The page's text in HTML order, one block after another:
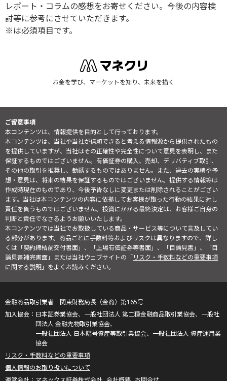
レポート・コラムの感想をお寄せください。今後の内容検
討等に参考にさせていただきます。
※は必須項目です。
お金を学び、マーケットを知り、未来を描く
ご留意事項
本コンテンツは、情報提供を目的として行っております。
本コンテンツは、当社や当社が信頼できると考える情報源から提供されたもの
を提供していますが、当社はその正確性や完全性について意見を表明し、また
保証するものではございません。有価証券の購入、売却、デリバティブ取引、
その他の取引を推奨し、勧誘するものではありません。また、過去の実績や予
想・意見は、将来の結果を保証するものではございません。提供する情報等は
作成時現在のものであり、今後予告なしに変更または削除されることがござい
ます。当社は本コンテンツの内容に依拠してお客様が取った行動の結果に対し
責任を負うものではございません。投資にかかる最終決定は、お客様ご自身の
判断と責任でなさるようお願いいたします。
本コンテンツでは当社でお取扱している商品・サービス等について言及してい
る部分があります。商品ごとに手数料等およびリスクは異なりますので、詳し
くは「契約締結前交付書面」、「上場有価証券等書面」、「目論見書」、「目
論見書補完書面」または当社ウェブサイトの「リスク・手数料などの重要事項
に関する説明」をよくお読みください。
金融商品取引業者 関東財務局長（金商）第165号
日本証券業協会、一般社団法人 第二種金融商品取引業協会、一般社
団法人 金融先物取引業協会、
一般社団法人 日本暗号資産等取引業協会、一般社団法人 資産運用業
協会
リスク・手数料などの重要事項
個人情報のお取り扱いについて